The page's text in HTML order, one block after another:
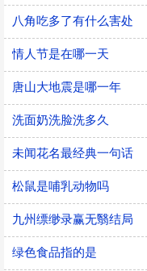
八角吃多了有什么害处
情人节是在哪一天
唐山大地震是哪一年
洗面奶洗脸洗多久
未闻花名最经典一句话
松鼠是哺乳动物吗
九州缥缈录赢无翳结局
绿色食品指的是